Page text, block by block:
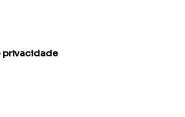
privacidade